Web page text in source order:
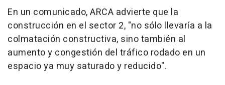
En un comunicado, ARCA advierte que la
construcción en el sector 2, "no sólo llevaría a la
colmatación constructiva, sino también al
aumento y congestión del tráfico rodado en un
espacio ya muy saturado y reducido".